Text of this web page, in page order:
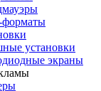
установки
экраны